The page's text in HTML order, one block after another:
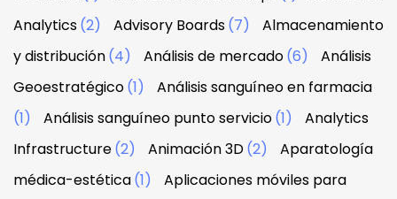
Analytics(2) Advisory Boards(7)
Almacenamiento
y distribución(4) Análisis de mercado(6)
Análisis
Geoestratégico(1)
Análisis sanguíneo en farmacia
(1)
Análisis sanguíneo punto servicio(1)
Analytics
Infrastructure(2) Animación 3D(2)
Aparatología
médica-estética(1)
Aplicaciones móviles para